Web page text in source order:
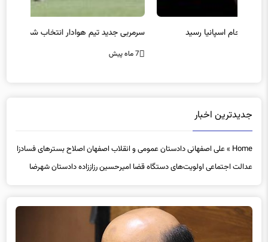
سرمربی جدید تیم هوادار انتخاب شد
جدیدترین اخبار
Home
»علی اصفهانی دادستان عمومی و انقلاب اصفهان اصلاح بسترهای فسادزا
عدالت اجتماعی اولویت‌های دستگاه قضا امیرحسین رزاززاده دادستان شهرضا